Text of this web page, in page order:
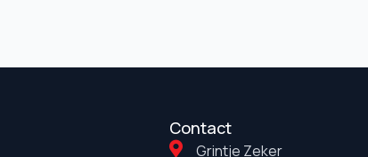
Contact
Grintje Zeker